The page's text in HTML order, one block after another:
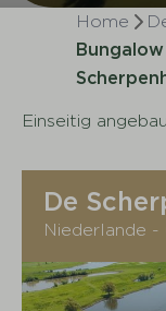
Home
Einseitig
De
Niederlande -